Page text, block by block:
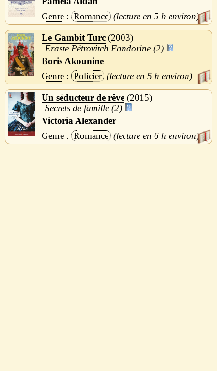
Romance
5 h
Le Gambit Turc 2003
Eraste Pétrovitch Fandorine (2)
Boris Akounine
Policier
5 h
Un séducteur de rêve 2015
Secrets de famille (2)
Victoria Alexander
Romance
6 h